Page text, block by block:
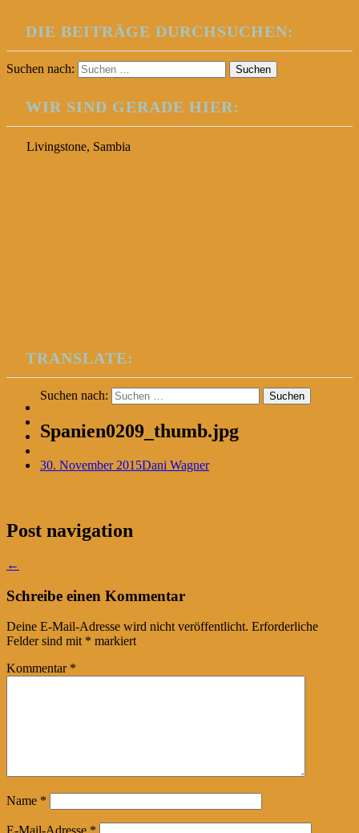
DIE BEITRÄGE DURCHSUCHEN:
Suchen nach:
WIR SIND GERADE HIER:
Livingstone, Sambia
TRANSLATE:
Suchen nach:
Spanien0209_thumb.jpg
30. November 2015Dani Wagner
Post navigation
←
Schreibe einen Kommentar
Deine E-Mail-Adresse wird nicht veröffentlicht. Erforderliche
Felder sind mit * markiert
Kommentar *
Name *